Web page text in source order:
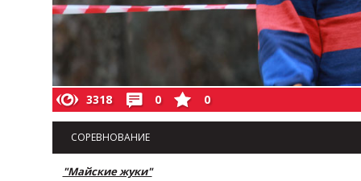
3318 0 0
СОРЕВНОВАНИЕ
"Майские жуки"